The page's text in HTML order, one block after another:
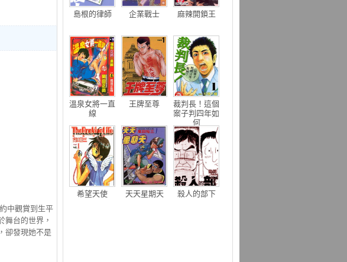
中觀賞到生平
舞台的世界，
卻發現她不是
島根的律師 企業戰士 麻辣開鎖王
溫泉女將一直
線
王牌至尊
裁判長！這個
案子判四年如
何
希望天使 天天星期天 殺人的部下